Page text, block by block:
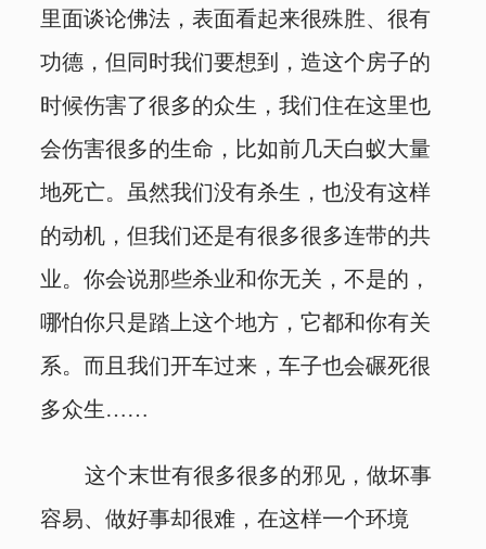
里面谈论佛法，表面看起来很殊胜、很有
功德，但同时我们要想到，造这个房子的
时候伤害了很多的众生，我们住在这里也
会伤害很多的生命，比如前几天白蚁大量
地死亡。虽然我们没有杀生，也没有这样
的动机，但我们还是有很多很多连带的共
业。你会说那些杀业和你无关，不是的，
哪怕你只是踏上这个地方，它都和你有关
系。而且我们开车过来，车子也会碾死很
多众生……
这个末世有很多很多的邪见，做坏事
容易、做好事却很难，在这样一个环境